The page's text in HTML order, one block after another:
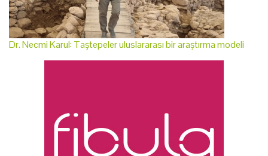
Dr. Necmi Karul: Taştepeler uluslararası bir araştırma modeli